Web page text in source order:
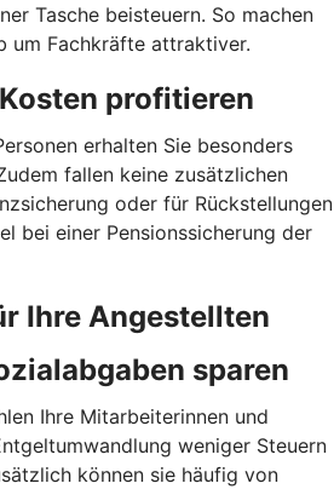
Tasche beisteuern. So machen
um Fachkräfte attraktiver.
profitieren
erhalten Sie besonders
fallen keine zusätzlichen
oder für Rückstellungen
bei einer Pensionssicherung der
Ihre Angestellten
sparen
Ihre Mitarbeiterinnen und
weniger Steuern
können sie häufig von